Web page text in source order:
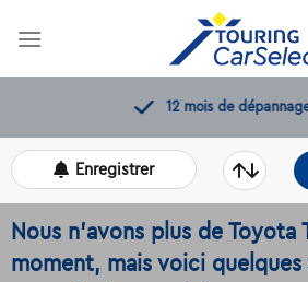
12 mois de
Enregistrer
Nous n'avons plus de Toyota
moment, mais voici